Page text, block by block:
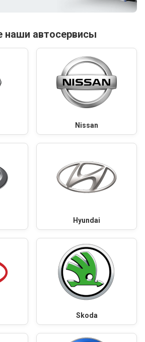
наши автосервисы
Nissan
Hyundai
Skoda